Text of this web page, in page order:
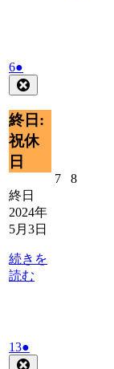
62024
年
5
月
6
日
●
件
の
イ
ベ
ン
終日:
祝休
日
終日
2024年
5月3日
続きを
読む
72024
82024
132024
年
●
件